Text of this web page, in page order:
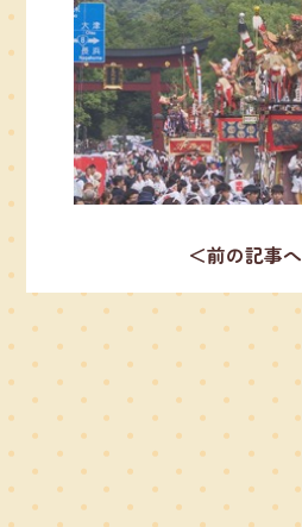
＜前の記事へ